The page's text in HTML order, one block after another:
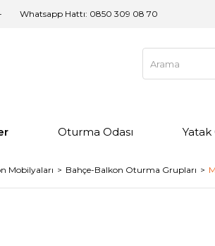
Whatsapp Hattı: 0850 309 08 70
Oturma Odası Yatak
Mobilyaları Bahçe-Balkon Oturma Grupları